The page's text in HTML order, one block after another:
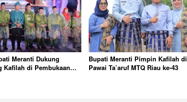
Meranti Dukung
Kafilah di Pembukaan
Bupati Meranti Pimpin Kafilah di
Pawai Ta’aruf MTQ Riau ke-43